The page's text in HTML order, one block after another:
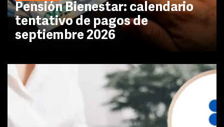
Pensión Bienestar: calendario
tentativo de pagos de
septiembre 2026